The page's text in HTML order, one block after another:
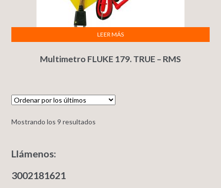
Multimetro FLUKE 179. TRUE – RMS
LEER MÁS
Mostrando los 9 resultados
Llámenos:
3002181621